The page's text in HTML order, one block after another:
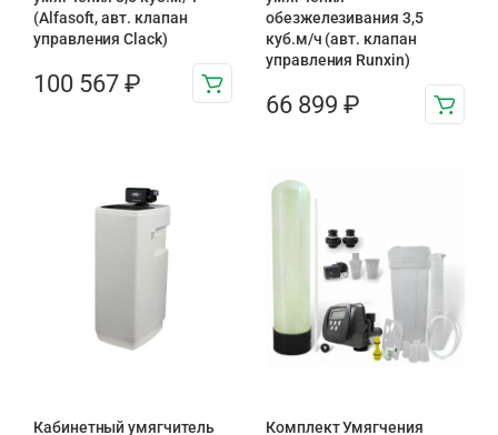
(Alfasoft, авт. клапан
управления Clack)
100 567 ₽
обезжелезивания 3,5
куб.м/ч (авт. клапан
управления Runxin)
66 899 ₽
Кабинетный умягчитель
Комплект Умягчения